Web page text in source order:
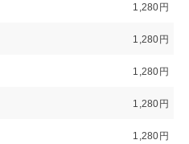
1,280円
1,280円
1,280円
1,280円
1,280円